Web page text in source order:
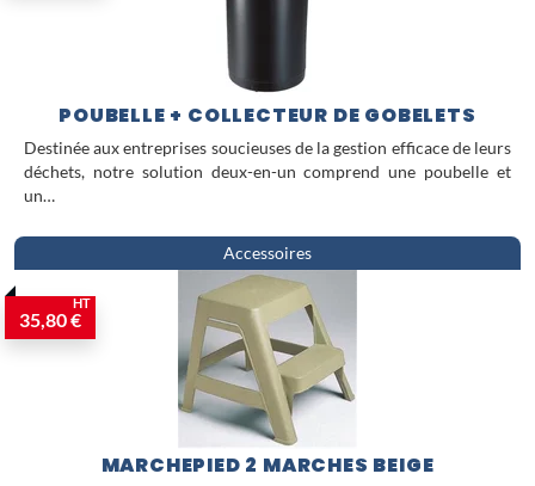
POUBELLE + COLLECTEUR DE GOBELETS
Destinée aux entreprises soucieuses de la gestion efficace de leurs
déchets, notre solution deux-en-un comprend une poubelle et
un…
Accessoires
35,80 €
HT
MARCHEPIED 2 MARCHES BEIGE